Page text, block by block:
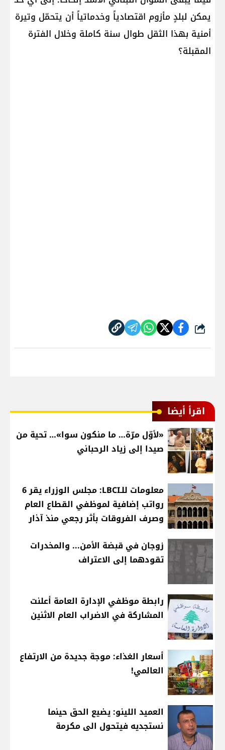
يمكن لبلدٍ مأزوم اقتصادياً وخدماتياً أن يتحمّل وتيرة
أمنية بهذا الثقل طوال سنة كاملة وخلال الفترة
المقبلة؟
شارك
اقرأ أيضا
«لأوّل مرّة… ما منكون سوا»… تحية من
صيدا إلى زياد الرحباني
معلومات للـLBCI: مجلس الوزراء يقر 6
رواتب إضافية لموظفي القطاع العام
وصرف الفروقات بأثر رجعي منذ آذار
زوجان في قبضة الأمن... والمخدرات
تقودهما إلى الاعتراف
رابطة موظفي الإدارة العامة أعلنت
المشاركة في الاضراب العام الاثنين
أسعار الغذاء: موجة جديدة من الارتفاع
العالمي!
العميد اللينو: يضيع الحق حينما
نستجديه فيتحول الى مكرمة